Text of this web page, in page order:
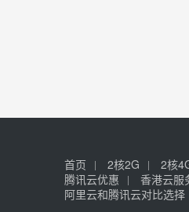
首页 2核2G 2核
腾讯云优惠
香港云服
阿里云和腾讯云对比选择